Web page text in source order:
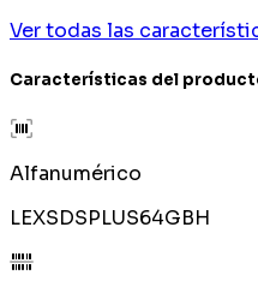
Ver todas las
Características del
Alfanumérico
LEXSDSPLUS64GBH